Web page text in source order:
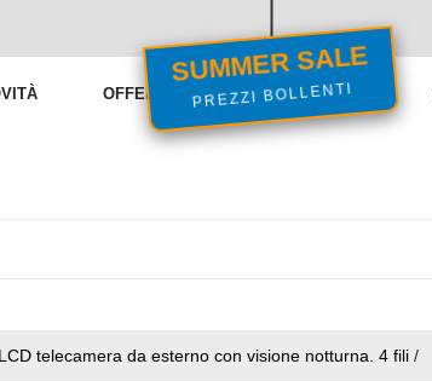
SUMMER SALE
PREZZI BOLLENTI
OFFERTE VENDITE FLASH
telecamera da esterno con visione notturna. 4 fili /